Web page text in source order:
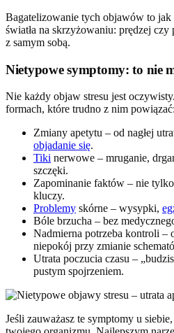
Bagatelizowanie tych objawów to jak
światła na skrzyżowaniu: prędzej
z samym sobą.
Nietypowe symptomy: to nie
Nie każdy objaw stresu jest
formach, które trudno z nim powiązać:
Zmiany apetytu – od nagłej
objadanie się.
Tiki nerwowe – mruganie,
szczęki.
Zapominanie faktów – nie
kluczy.
Problemy skórne – wysypki,
Bóle brzucha – bez
Nadmierna potrzeba kontroli –
niepokój przy zmianie
Utrata poczucia czasu –
pustym spojrzeniem.
Jeśli zauważasz te symptomy u